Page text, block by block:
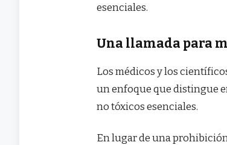
esenciales.
Una llamada para
Los médicos y los
un enfoque que distingue
no tóxicos esenciales.
En lugar de una